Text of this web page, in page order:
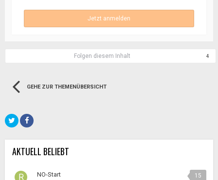
Jetzt anmelden
Folgen diesem Inhalt 4
GEHE ZUR THEMENÜBERSICHT
AKTUELL BELIEBT
15
NO-Start